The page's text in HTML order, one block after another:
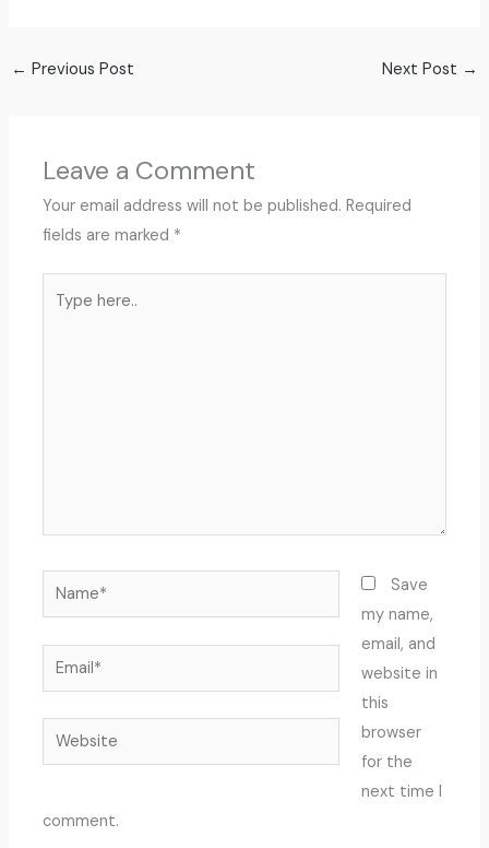
← Previous Post Next Post →
Leave a Comment
Your email address will not be published. Required
fields are marked *
Name*
Email*
Website
Save
my name,
email, and
website in
this
browser
for the
next time I
comment.